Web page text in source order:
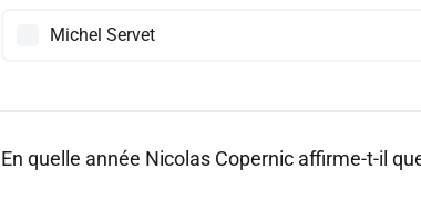
Michel Servet
En quelle année Nicolas Copernic affirme-t-il